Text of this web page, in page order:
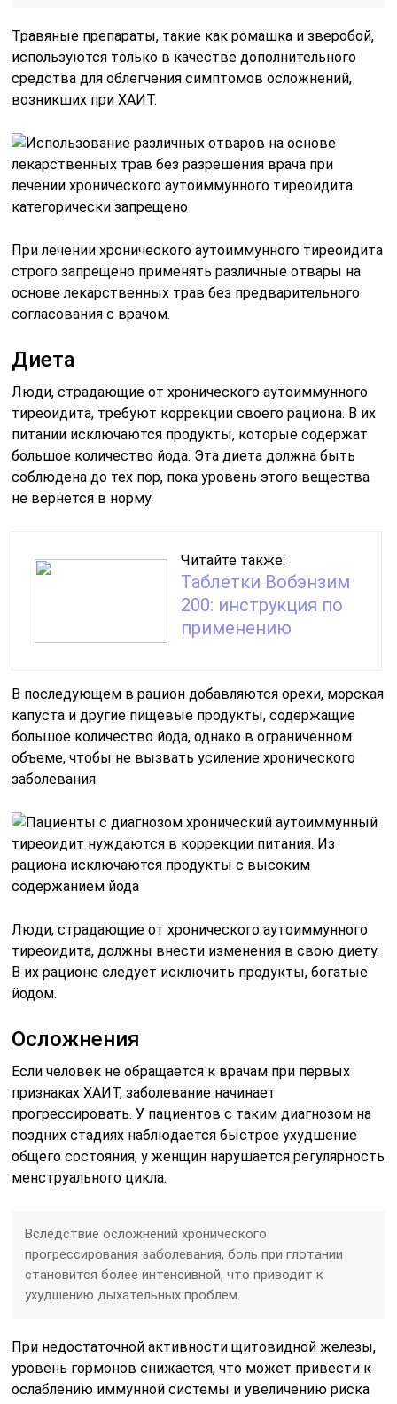
Травяные препараты, такие как ромашка и зверобой,
используются только в качестве дополнительного
средства для облегчения симптомов осложнений,
возникших при ХАИТ.
При лечении хронического аутоиммунного тиреоидита
строго запрещено применять различные отвары на
основе лекарственных трав без предварительного
согласования с врачом.
Диета
Люди, страдающие от хронического аутоиммунного
тиреоидита, требуют коррекции своего рациона. В их
питании исключаются продукты, которые содержат
большое количество йода. Эта диета должна быть
соблюдена до тех пор, пока уровень этого вещества
не вернется в норму.
Читайте также:
Таблетки Вобэнзим
200: инструкция по
применению
В последующем в рацион добавляются орехи, морская
капуста и другие пищевые продукты, содержащие
большое количество йода, однако в ограниченном
объеме, чтобы не вызвать усиление хронического
заболевания.
Люди, страдающие от хронического аутоиммунного
тиреоидита, должны внести изменения в свою диету.
В их рационе следует исключить продукты, богатые
йодом.
Осложнения
Если человек не обращается к врачам при первых
признаках ХАИТ, заболевание начинает
прогрессировать. У пациентов с таким диагнозом на
поздних стадиях наблюдается быстрое ухудшение
общего состояния, у женщин нарушается регулярность
менструального цикла.
Вследствие осложнений хронического
прогрессирования заболевания, боль при глотании
становится более интенсивной, что приводит к
ухудшению дыхательных проблем.
При недостаточной активности щитовидной железы,
уровень гормонов снижается, что может привести к
ослаблению иммунной системы и увеличению риска